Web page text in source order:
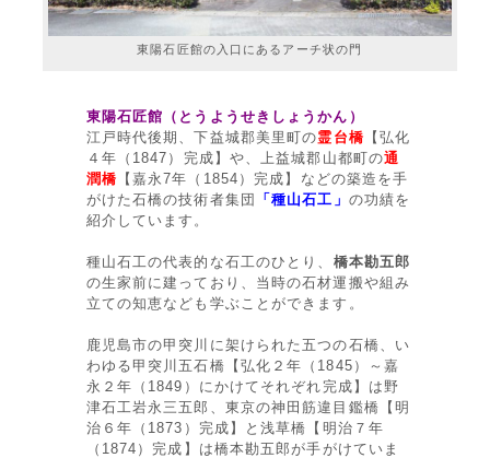
東陽石匠館の入口にあるアーチ状の門
東陽石匠館（とうようせきしょうかん）
江戸時代後期、下益城郡美里町の霊台橋 【弘化
４年（1847）完成】や、上益城郡山都町の通
潤橋 【嘉永7年（1854）完成】などの築造を手
がけた石橋の技術者集団
「種山石工」 の功績を
紹介しています。
種山石工の代表的な石工のひとり、 橋本勘五郎
の生家前に建っており、当時の石材運搬や組み
立ての知恵なども学ぶことができます。
鹿児島市の甲突川に架けられた五つの石橋、い
わゆる甲突川五石橋【弘化２年（1845）～嘉
永２年（1849）にかけてそれぞれ完成】は野
津石工岩永三五郎、東京の神田筋違目鑑橋【明
治６年（1873）完成】と浅草橋【明治７年
（1874）完成】は橋本勘五郎が手がけていま